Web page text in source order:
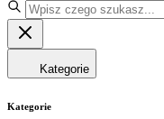
Kategorie
Kategorie